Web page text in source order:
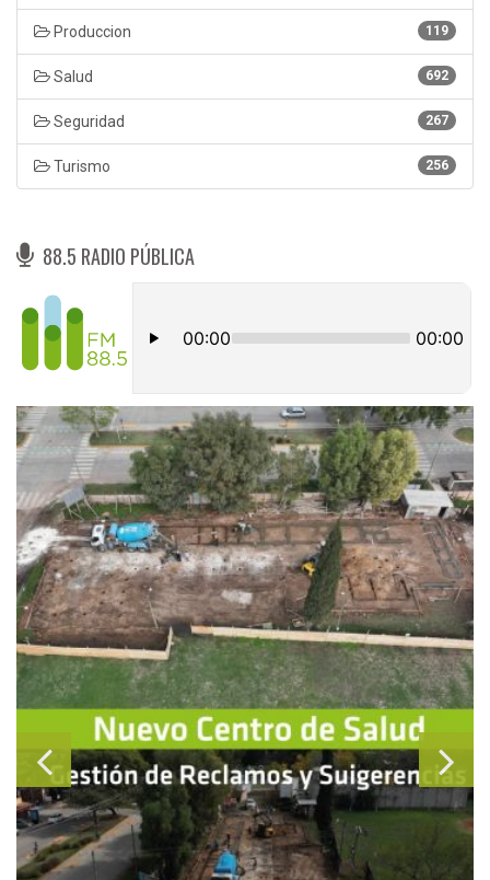
119
Produccion
692
Salud
267
Seguridad
256
Turismo
88.5 RADIO PÚBLICA